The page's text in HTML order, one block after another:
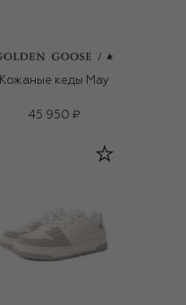
Кожаные кеды May
45 950 ₽